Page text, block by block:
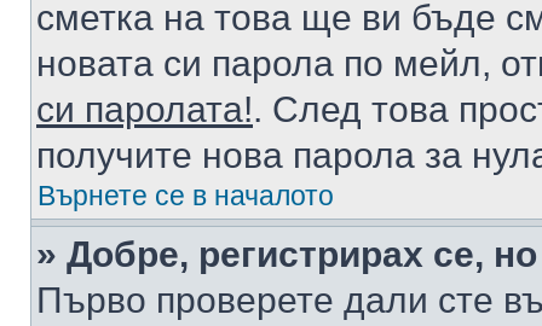
сметка на това ще ви бъде
новата си парола по мейл,
си паролата!. След това
получите нова парола за
Върнете се в началото
» Добре, регистрирах се,
Първо проверете дали сте